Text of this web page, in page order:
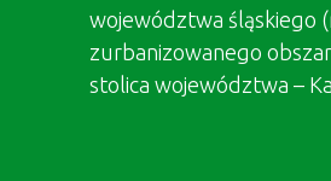
województwa śląskiego
zurbanizowanego
stolica województwa –